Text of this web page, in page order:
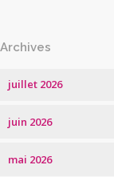
Archives
juillet 2026
juin 2026
mai 2026